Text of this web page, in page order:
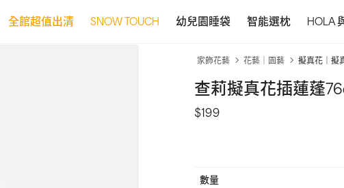
全館超值出清 SNOW TOUCH 幼兒園睡袋 智能選枕 HOLA
家飾花藝 花藝｜園藝 擬真花｜擬
查莉擬真花插蓮蓬
$199
數量